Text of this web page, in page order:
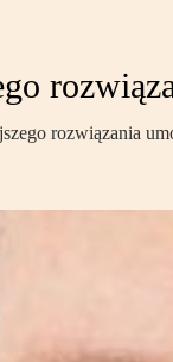
rozwiązania